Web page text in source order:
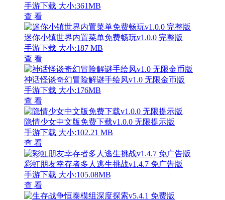
手游下载 大小:361MB
查 看
迷你小镇世界内置菜单免费畅玩v1.0.0 完整版
手游下载 大小:187 MB
查 看
神话怪谈奇幻冒险解谜手绘风v1.0 无限金币版
手游下载 大小:176MB
查 看
隐情少女中文版免费下载v1.0.0 无限提示版
手游下载 大小:102.21 MB
查 看
彩虹朋友幸存者多人逃生挑战v1.4.7 免广告版
手游下载 大小:105.08MB
查 看